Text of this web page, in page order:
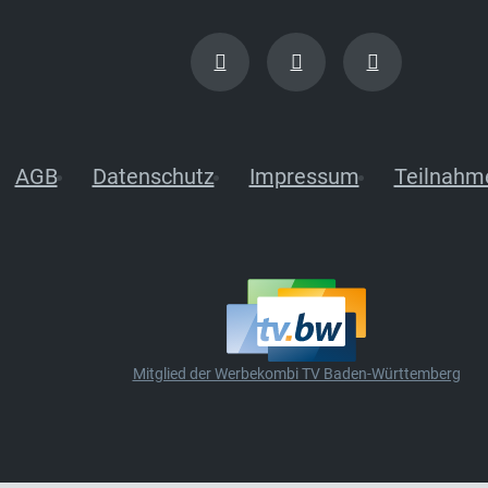
AGB Datenschutz Impressum
Mitglied der Werbekombi TV Baden-Württemberg